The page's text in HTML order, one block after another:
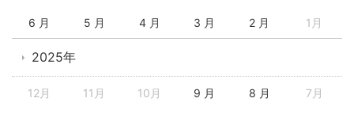
6 月 5 月 4 月 3 月 2 月 1月
2025年
12月 11月 10月 9 月 8 月 7月